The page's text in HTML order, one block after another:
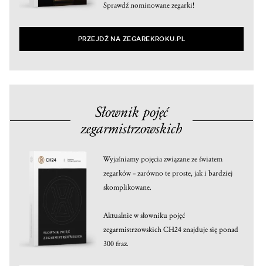
Sprawdź nominowane zegarki!
PRZEJDŹ NA ZEGAREKROKU.PL
Słownik pojęć
zegarmistrzowskich
Wyjaśniamy pojęcia związane ze światem
zegarków – zarówno te proste, jak i bardziej
skomplikowane.
Aktualnie w słowniku pojęć
zegarmistrzowskich CH24 znajduje się ponad
300 fraz.